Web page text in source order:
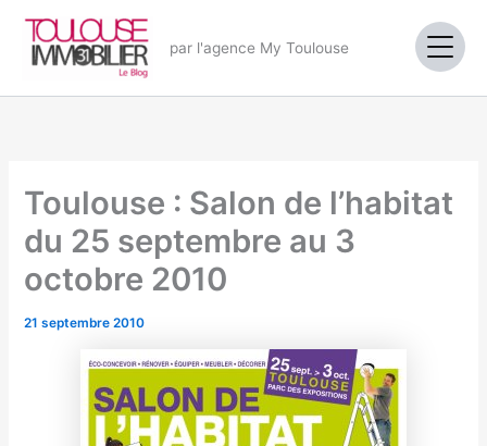
contenu
par l'agence My Toulouse
Toulouse : Salon de l’habitat
du 25 septembre au 3
octobre 2010
21 septembre 2010